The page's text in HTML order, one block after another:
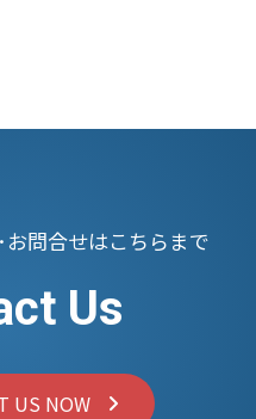
問合せはこちらまで
Us
US NOW